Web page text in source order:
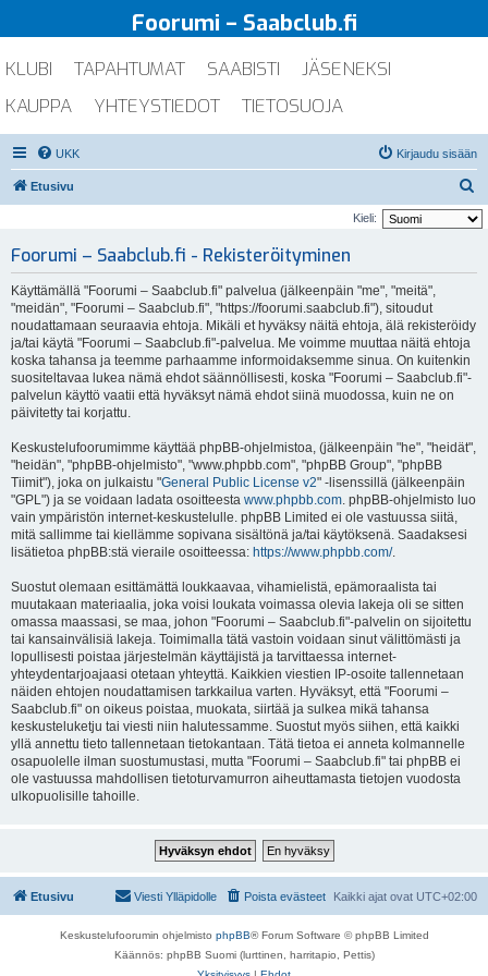
Foorumi – Saabclub.fi
KLUBI TAPAHTUMAT SAABISTI
JÄSENEKSI
KAUPPA
YHTEYSTIEDOT TIETOSUOJA
UKK Kirjaudu sisään
Etusivu
t
Kieli:
Foorumi – Saabclub.fi - Rekisteröityminen
Käyttämällä "Foorumi – Saabclub.fi" palvelua (jälkeenpäin "me", "meitä",
"meidän", "Foorumi – Saabclub.fi", "https://foorumi.saabclub.fi"), sitoudut
noudattamaan seuraavia ehtoja. Mikäli et hyväksy näitä ehtoja, älä rekisteröidy
ja/tai käytä "Foorumi – Saabclub.fi"-palvelua. Me voimme muuttaa näitä ehtoja
koska tahansa ja teemme parhaamme informoidaksemme sinua. On kuitenkin
suositeltavaa lukea nämä ehdot säännöllisesti, koska "Foorumi – Saabclub.fi"-
palvelun käyttö vaatii että hyväksyt nämä ehdot siinä muodossa, kuin ne on
päivitetty tai korjattu.
Keskustelufoorumimme käyttää phpBB-ohjelmistoa, (jälkeenpäin "he", "heidät",
"heidän", "phpBB-ohjelmisto", "www.phpbb.com", "phpBB Group", "phpBB
Tiimit"), joka on julkaistu "General Public License v2" -lisenssillä (jälkeenpäin
"GPL") ja se voidaan ladata osoitteesta www.phpbb.com. phpBB-ohjelmisto luo
vain ympäristön internet-keskustelulle. phpBB Limited ei ole vastuussa siitä,
mitä sallimme tai kiellämme sopivana sisältönä ja/tai käytöksenä. Saadaksesi
lisätietoa phpBB:stä vieraile osoitteessa: https://www.phpbb.com/.
Suostut olemaan esittämättä loukkaavaa, vihamielistä, epämoraalista tai
muutakaan materiaalia, joka voisi loukata voimassa olevia lakeja oli se sitten
omassa maassasi, se maa, johon "Foorumi – Saabclub.fi"-palvelin on sijoitettu
tai kansainvälisiä lakeja. Toimimalla tätä vastoin voidaan sinut välittömästi ja
lopullisesti poistaa järjestelmän käyttäjistä ja tarvittaessa internet-
yhteydentarjoajaasi otetaan yhteyttä. Kaikkien viestien IP-osoite tallennetaan
näiden ehtojen noudattamisen tarkkailua varten. Hyväksyt, että "Foorumi –
Saabclub.fi" on oikeus poistaa, muokata, siirtää ja sulkea mikä tahansa
keskusteluketju tai viesti niin halutessamme. Suostut myös siihen, että kaikki
yllä annettu tieto tallennetaan tietokantaan. Tätä tietoa ei anneta kolmannelle
osapuolelle ilman suostumustasi, mutta "Foorumi – Saabclub.fi" tai phpBB ei
ole vastuussa mahdollisen tietoturvamurron aiheuttamasta tietojen vuodosta
ulkopuolisille tahoille.
Etusivu Kaikki ajat ovat UTC+02:00
Poista evästeet
Viesti Ylläpidolle
Keskustelufoorumin ohjelmisto phpBB® Forum Software © phpBB Limited
Käännös: phpBB Suomi (lurttinen, harritapio, Pettis)